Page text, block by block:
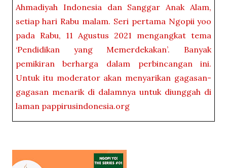
Ahmadiyah Indonesia dan Sanggar Anak Alam,
setiap hari Rabu malam. Seri pertama Ngopii yoo
pada Rabu, 11 Agustus 2021 mengangkat tema
‘Pendidikan yang Memerdekakan’. Banyak
pemikiran berharga dalam perbincangan ini.
Untuk itu moderator akan menyarikan gagasan-
gagasan menarik di dalamnya untuk diunggah di
laman pappirusindonesia.org